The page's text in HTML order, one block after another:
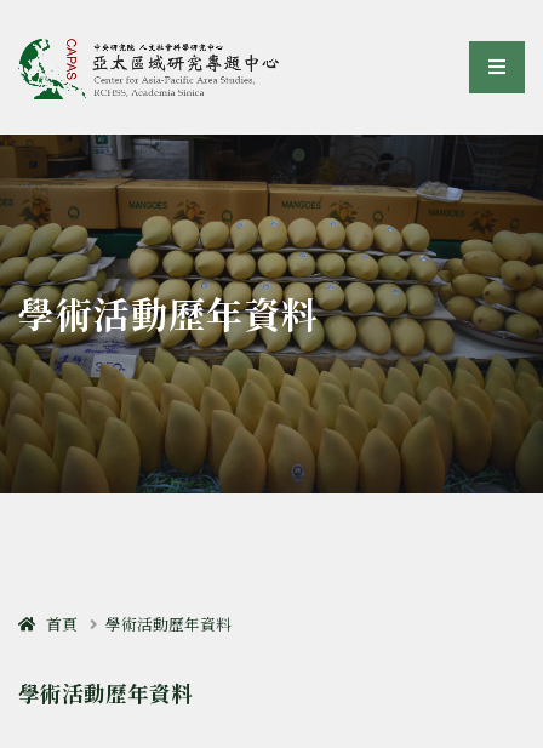
亞太區域研究專題中心選
:::
學術活動歷年資料
首頁 學術活動歷年資料
學術活動歷年資料